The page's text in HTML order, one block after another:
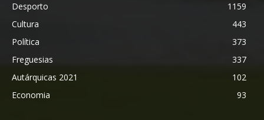
Desporto
1159
Cultura
443
Política
373
Freguesias
337
Autárquicas 2021
102
Economia
93